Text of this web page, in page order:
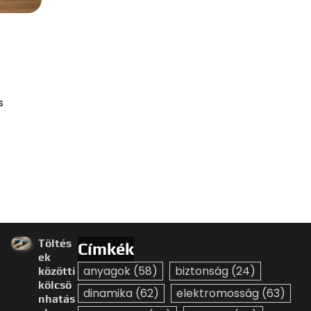
Töltés
ek
közötti
kölcsö
nhatás
Címkék
anyagok (58) biztonság (24)
dinamika (62) elektromosság (63)